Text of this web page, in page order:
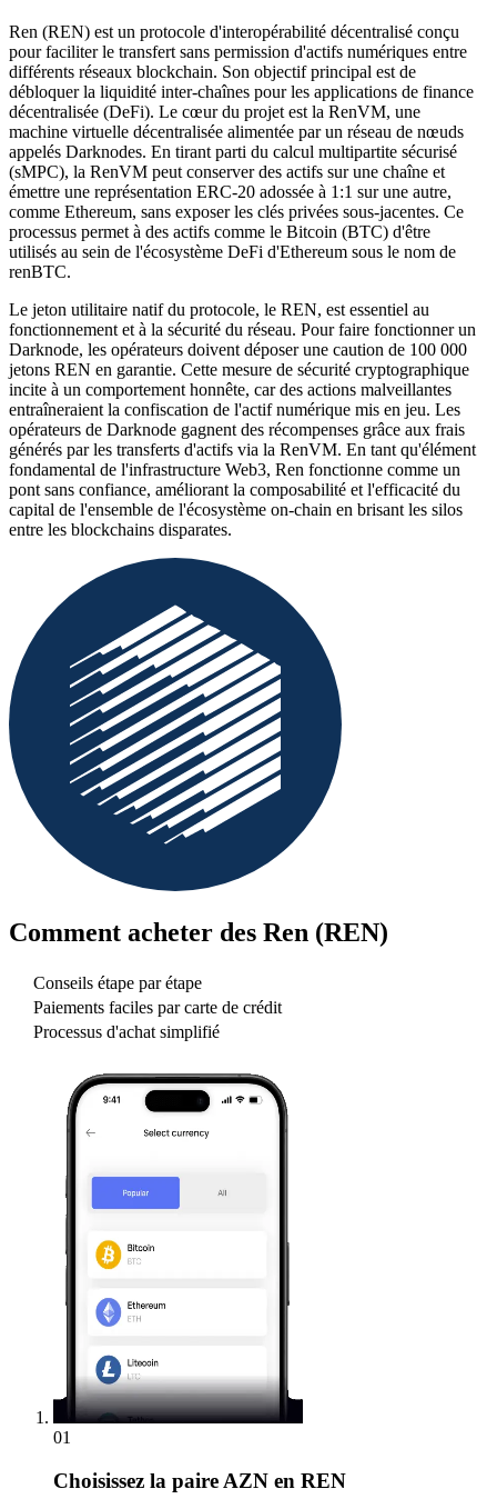
Ren (REN) est un protocole d'interopérabilité décentralisé conçu
pour faciliter le transfert sans permission d'actifs numériques entre
différents réseaux blockchain. Son objectif principal est de
débloquer la liquidité inter-chaînes pour les applications de finance
décentralisée (DeFi). Le cœur du projet est la RenVM, une
machine virtuelle décentralisée alimentée par un réseau de nœuds
appelés Darknodes. En tirant parti du calcul multipartite sécurisé
(sMPC), la RenVM peut conserver des actifs sur une chaîne et
émettre une représentation ERC-20 adossée à 1:1 sur une autre,
comme Ethereum, sans exposer les clés privées sous-jacentes. Ce
processus permet à des actifs comme le Bitcoin (BTC) d'être
utilisés au sein de l'écosystème DeFi d'Ethereum sous le nom de
renBTC.
Le jeton utilitaire natif du protocole, le REN, est essentiel au
fonctionnement et à la sécurité du réseau. Pour faire fonctionner un
Darknode, les opérateurs doivent déposer une caution de 100 000
jetons REN en garantie. Cette mesure de sécurité cryptographique
incite à un comportement honnête, car des actions malveillantes
entraîneraient la confiscation de l'actif numérique mis en jeu. Les
opérateurs de Darknode gagnent des récompenses grâce aux frais
générés par les transferts d'actifs via la RenVM. En tant qu'élément
fondamental de l'infrastructure Web3, Ren fonctionne comme un
pont sans confiance, améliorant la composabilité et l'efficacité du
capital de l'ensemble de l'écosystème on-chain en brisant les silos
entre les blockchains disparates.
Comment acheter des Ren (REN)
Conseils étape par étape
Paiements faciles par carte de crédit
Processus d'achat simplifié
01
Choisissez la paire AZN en REN